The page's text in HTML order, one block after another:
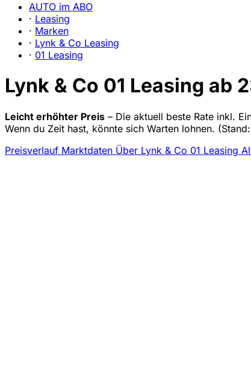
AUTO im ABO
· Leasing
· Marken
· Lynk & Co Leasing
· 01 Leasing
Lynk & Co 01 Leasing ab
Leicht erhöhter Preis – Die aktuell beste Rate inkl.
Wenn du Zeit hast, könnte sich Warten lohnen.
Preisverlauf Marktdaten Über Lynk & Co 01 Leasing